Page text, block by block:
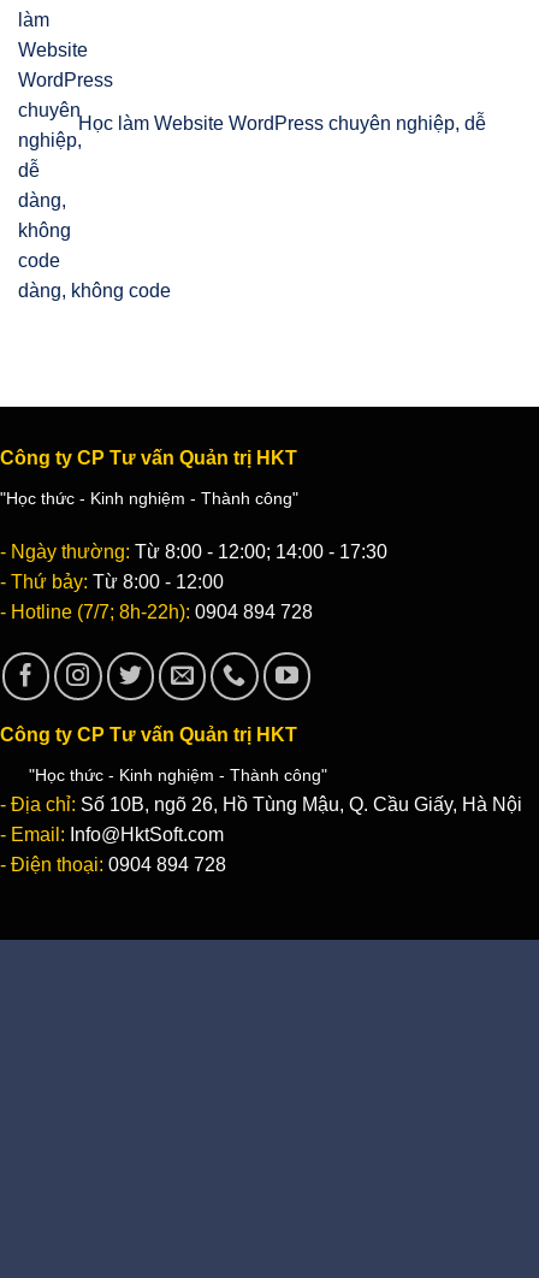
Học làm Website WordPress chuyên nghiệp, dễ
dàng, không code
Công ty CP Tư vấn Quản trị HKT
"Học thức - Kinh nghiệm - Thành công"
- Ngày thường: Từ 8:00 - 12:00; 14:00 - 17:30
- Thứ bảy: Từ 8:00 - 12:00
- Hotline (7/7; 8h-22h): 0904 894 728
Công ty CP Tư vấn Quản trị HKT
"Học thức - Kinh nghiệm - Thành công"
- Địa chỉ: Số 10B, ngõ 26, Hồ Tùng Mậu, Q. Cầu Giấy, Hà Nội
- Email: Info@HktSoft.com
- Điện thoại: 0904 894 728